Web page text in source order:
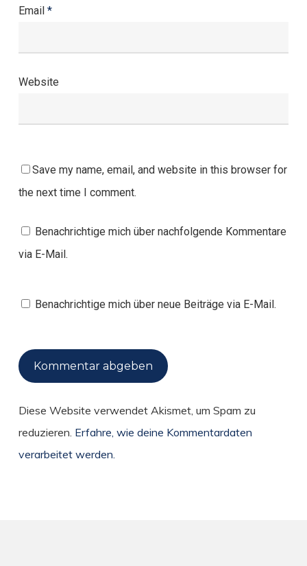
Email *
Website
Save my name, email, and website in this browser for
the next time I comment.
Benachrichtige mich über nachfolgende Kommentare
via E-Mail.
Benachrichtige mich über neue Beiträge via E-Mail.
Diese Website verwendet Akismet, um Spam zu
reduzieren. Erfahre, wie deine Kommentardaten
verarbeitet werden.